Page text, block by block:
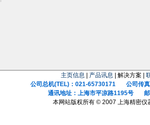
主页信息
产品讯息 | 解决方案 |
公司总机(TEL)：021-65730171 公司传真
通讯地址：上海市平凉路1195号 邮
本网站版权所有 © 2007 上海精密仪